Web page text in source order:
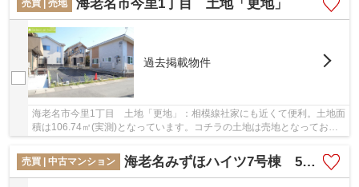
売買 | 売地
海老名市今里1丁目 土地「更地」
過去掲載物件
海老名市今里1丁目 土地「更地」：相模線社家にも近くて便利。土地面
積は106.74㎡(実測)となっています。コチラの土地は売地となってお
売買 | 中古マンション
海老名みずほハイツ7号棟 5階 3LDK リフォーム済【仲介手数料無料】